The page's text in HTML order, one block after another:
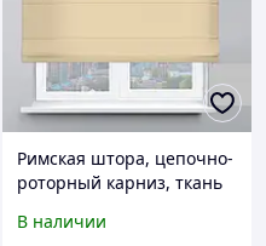
Римская штора, цепочно-
роторный карниз, ткань
150х170 см
В наличии